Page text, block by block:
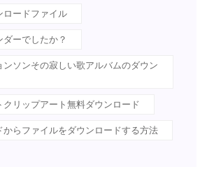
ロードファイル
ーでしたか？
ンソンその寂しい歌アルバムのダウン
クリップアート無料ダウンロード
からファイルをダウンロードする方法